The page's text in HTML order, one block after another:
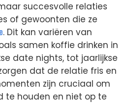
succesvolle relaties
of gewoonten die ze
. Dit kan variëren van
samen koffie drinken in
date nights, tot jaarlijkse
dat de relatie fris en
zijn cruciaal om
te houden en niet op te